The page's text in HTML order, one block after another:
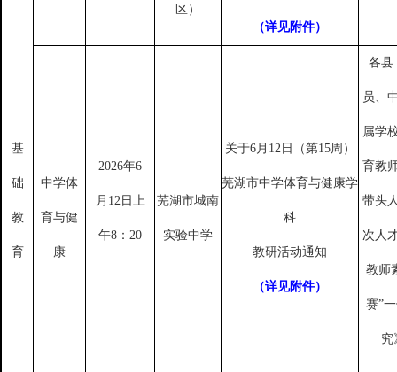
基
础
教
育
区）
（详见附件）
中学体
育与健
康
2026年6
月12日上
午8：20
芜湖市城南
实验中学
关于6月12日（第15周）
芜湖市中学体育与健康学
科
教研活动通知
（详见附件）
各县
员、
属学
育教
带头
次人
教师
赛”
究